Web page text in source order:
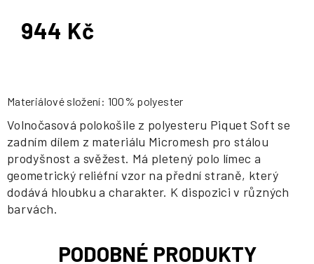
944 Kč
Měrná
Materiálové složení: 100% polyester
Volnočasová polokošile z polyesteru Piquet Soft se
zadním dílem z materiálu Micromesh pro stálou
prodyšnost a svěžest. Má pletený polo límec a
geometrický reliéfní vzor na přední straně, který
dodává hloubku a charakter. K dispozici v různých
barvách.